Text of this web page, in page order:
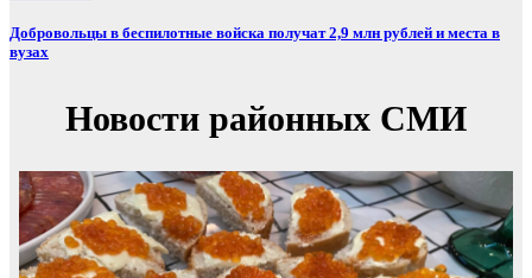
Добровольцы в беспилотные войска получат 2,9 млн рублей и места в
вузах